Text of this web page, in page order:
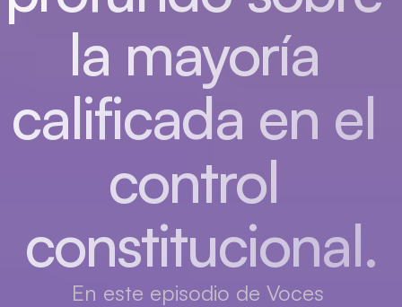
la mayoría
calificada en el
control
constitucional.
En este episodio de Voces